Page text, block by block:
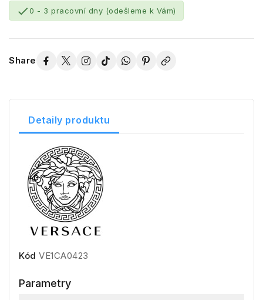
0 - 3 pracovní dny (odešleme k Vám)
Share
Detaily produktu
Kód VE1CA0423
Parametry